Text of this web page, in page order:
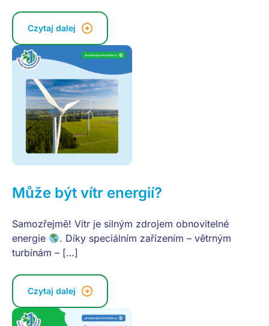
Czytaj dalej
Může být vítr energií?
Samozřejmě! Vítr je silným zdrojem obnovitelné
energie
. Díky speciálním zařízením – větrným
turbínám – […]
Czytaj dalej